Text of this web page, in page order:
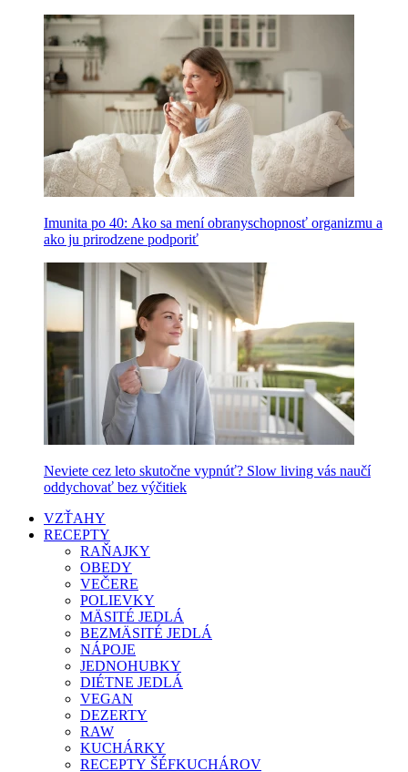
Imunita po 40: Ako sa mení obranyschopnosť organizmu a
ako ju prirodzene podporiť
Neviete cez leto skutočne vypnúť? Slow living vás naučí
oddychovať bez výčitiek
VZŤAHY
RECEPTY
RAŇAJKY
OBEDY
VEČERE
POLIEVKY
MÄSITÉ JEDLÁ
BEZMÄSITÉ JEDLÁ
NÁPOJE
JEDNOHUBKY
DIÉTNE JEDLÁ
VEGAN
DEZERTY
RAW
KUCHÁRKY
RECEPTY ŠÉFKUCHÁROV